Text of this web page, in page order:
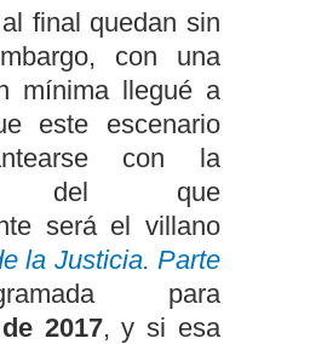
final quedan sin
con una
mínima llegué a
este escenario
con la
del que
será el villano
la Justicia. Parte
para
2017, y si esa